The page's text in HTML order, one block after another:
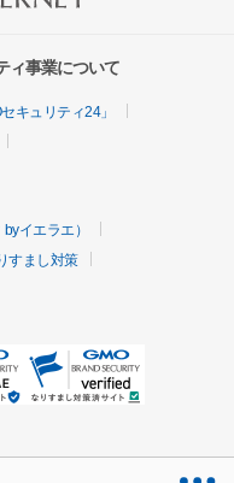
ィ事業について
キュリティ24」
イエラエ）
すまし対策